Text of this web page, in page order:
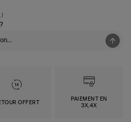
OFFERT
PAIEMENT EN
3X,4X